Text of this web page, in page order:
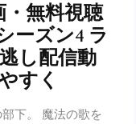
・無料視聴
ーズン4 ラ
し配信動
すく
下。 魔法の歌を